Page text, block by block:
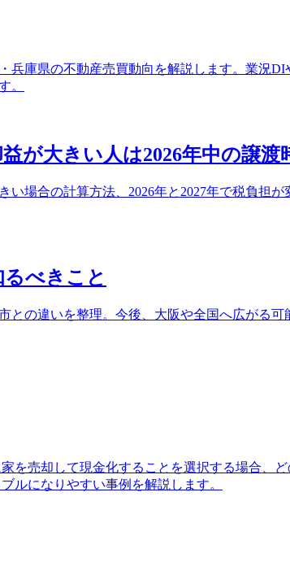
兵庫県の不動産売買動向を解説します。業況
。
が大きい人は2026年中の譲渡
場合の計算方法、2026年と2027年で税負担が
べきこと
の違いを整理。今後、大阪や全国へ広がる可
を売却して現金化することを選択する場合、
ルになりやすい事例を解説します。